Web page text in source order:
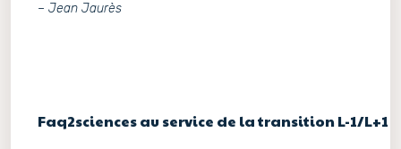
– Jean Jaurès
Faq2sciences au service de la transition L-1/L+1